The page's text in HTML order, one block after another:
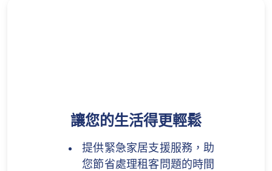
讓您的生活得更輕鬆​
提供緊急家居支援服務，助
您節省處理租客問題的時間